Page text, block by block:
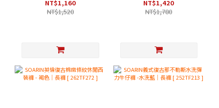
NT$1,160
NT$1,520
NT$1,420
NT$1,780